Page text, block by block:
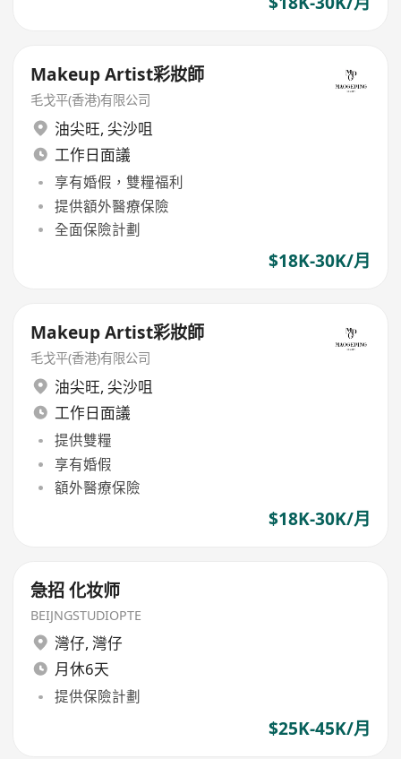
Makeup Artist彩妝師
毛戈平(香港)有限公司
油尖旺, 尖沙咀
工作日面議
享有婚假，雙糧福利
提供額外醫療保險
全面保險計劃
$18K-30K/月
Makeup Artist彩妝師
毛戈平(香港)有限公司
油尖旺, 尖沙咀
工作日面議
提供雙糧
享有婚假
額外醫療保險
$18K-30K/月
急招 化妆师
BEIJNGSTUDIOPTE
灣仔, 灣仔
月休6天
提供保險計劃
$25K-45K/月